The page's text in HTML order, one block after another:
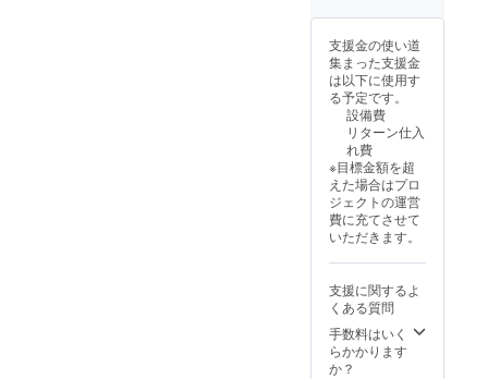
へのデ
芳名
※②と同
じ内容
にて芳
名いた
しま
サンク
スレ
ター ☆
支援
時、必
望され
る桜
ネーム
プレー
トの内
桜ネー
ムプ
レート
の内容
と異
なって
かまい
ませ
ん。
③ZEBR
A
Croissa
nt コー
ヒー券
４枚
（全ド
の名称
に限り
ます。
※文字数
によっ
ては、
スの関
係上、
文字の
サイズ
が小さ
ござい
ます。
特設
ページ
にて芳
名いた
しま
す。 ④
サンク
スレ
ター ☆
支援
時、必
ず備考
欄に希
望され
る御芳
名のお
名前を
ご記入
くださ
い。 ＜
例＞ 芳
名板 山
す。 ③
サンク
スレ
ター ☆
支援
時、必
ず備考
欄に希
望され
る御芳
名のお
名前を
ご記入
くださ
い。
いただ
いた内
容にて
進めま
すの
文字の
サイズ
が小さ
くなる
ことが
ござい
ます。
②HP内
特設
ページ
へのデ
ジタル
芳名
※②と同
じ内容
名いた
しま
す。 ③
サンク
9月1日
年3月31
日 ※現
金との
交換は
できま
せん。
は出ま
せん。
※郵送に
て提供
予定
②HP内
ページ
へのデ
ジタル
芳名 ※
１名様
支援金の使い道
集まった支援金
は以下に使用す
る予定です。
設備費
リターン仕入
れ費
※目標金額を超
えた場合はプロ
ジェクトの運営
費に充てさせて
いただきます。
支援に関するよ
くある質問
手数料はいく
らかかります
か？